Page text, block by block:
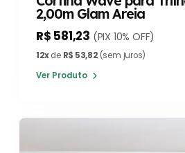
2,00m Glam Areia
R$ 581,23 (PIX 10% OFF)
12xde R$ 53,82(sem juros)
Ver Produto